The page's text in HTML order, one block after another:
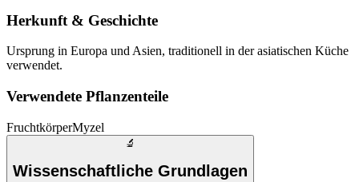
Herkunft & Geschichte
Ursprung in Europa und Asien, traditionell in der asiatischen Küche
verwendet.
Verwendete Pflanzenteile
FruchtkörperMyzel
🔬
Wissenschaftliche Grundlagen